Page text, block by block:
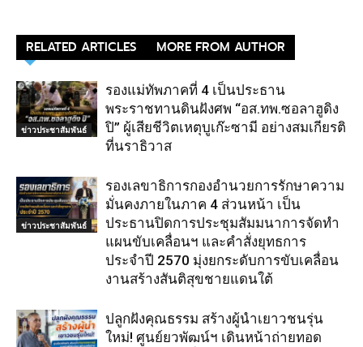
RELATED ARTICLES MORE FROM AUTHOR
ข่าวประชาสัมพันธ์
รองแม่ทัพภาคที่ 4 เป็นประธาน
พระราชทานดินฝังศพ “อส.ทพ.ซอลาฮูดิง
ปิ” ผู้เสียชีวิตเหตุบูเก๊ะซามี อย่างสมเกียรติ
ที่นราธิวาส
ข่าวประชาสัมพันธ์
รองเลขาธิการกองอำนวยการรักษาความ
มั่นคงภายในภาค 4 ส่วนหน้า เป็น
ประธานปิดการประชุมสัมมนาการจัดทำ
แผนขับเคลื่อนฯ และคำสั่งยุทธการ
ประจำปี 2570 มุ่งยกระดับการขับเคลื่อน
งานสร้างสันติสุขชายแดนใต้
ปลูกฝังคุณธรรม สร้างผู้นำเยาวชนรุ่น
ใหม่! ศูนย์ยวพัฒน์ฯ เดินหน้าถ่ายทอด